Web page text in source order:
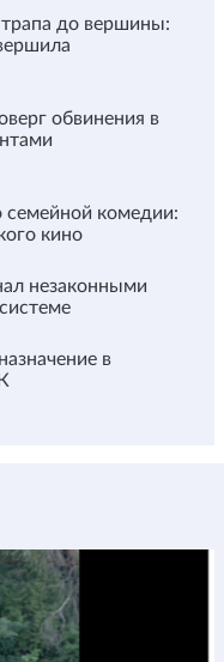
трапа до вершины:
обвинения в
комедии:
кино
незаконными
в